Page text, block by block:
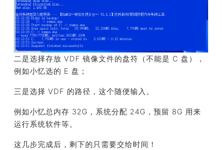
二是选择存放 VDF 镜像文件的盘符（不能是 C 盘），
例如小忆选的 E 盘；
三是选择 VDF 的路径，这个随便输入。
例如小忆总内存 32G，系统分配 24G，预留 8G 用来
运行系统软件等。
这几步完成后，剩下的只需要交给时间！